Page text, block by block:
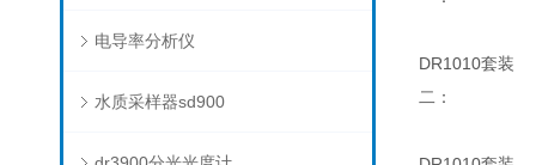
电导率分析仪
水质采样器sd900
DR1010套装
二：